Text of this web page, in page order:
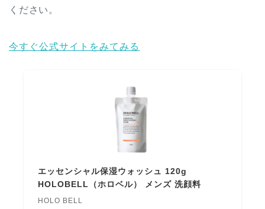
ください。
今すぐ公式サイトをみてみる
エッセンシャル保湿ウォッシュ 120g
HOLOBELL（ホロベル） メンズ 洗顔料
HOLO BELL